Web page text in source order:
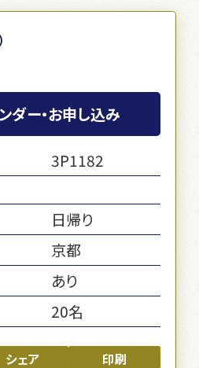
ダー・お申し込み
3P1182
日帰り
京都
あり
20名
シェア 印刷